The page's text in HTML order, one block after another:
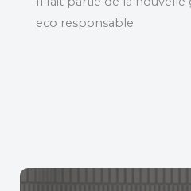
eco responsable